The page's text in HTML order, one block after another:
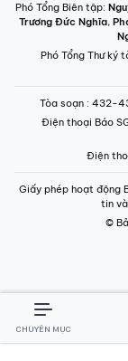
Phó Tổng Biên tập:
Trương Đức Nghĩa,
Phó Tổng Thư ký
Tòa soạn : 432-
Điện thoại Báo
Điện
Giấy phép hoạt động
tin
©
CHUYÊN MỤC